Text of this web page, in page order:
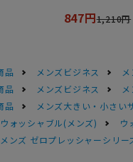
847円1,210円
品 メンズビジネス
品 メンズビジネス
品 メンズ大きい・小さい
ウォッシャブル(メンズ)
ウ
メンズ ゼロプレッシャーシリー